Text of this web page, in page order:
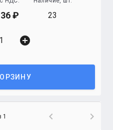
23
add_circle
1 chevron_left chevron_right